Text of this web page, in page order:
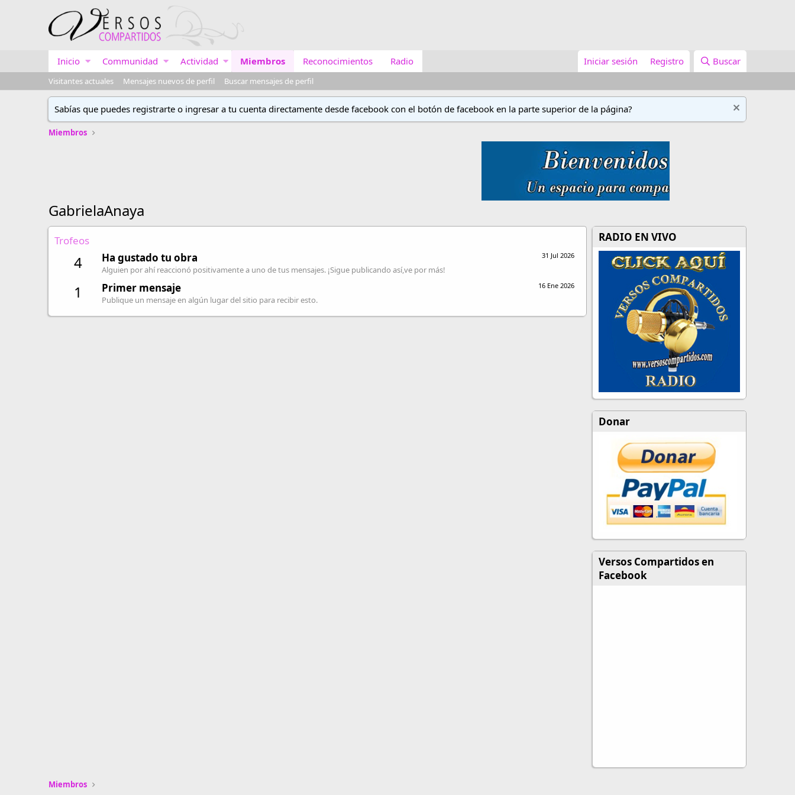
Inicio Communidad Actividad Miembros Reconocimientos Radio Iniciar sesión Registro Buscar
Visitantes actuales Mensajes nuevos de perfil Buscar mensajes de perfil
Sabías que puedes registrarte o ingresar a tu cuenta directamente desde facebook con el botón de facebook en la parte superior de la página?
Miembros
GabrielaAnaya
Trofeos
4 31 Jul 2026
Ha gustado tu obra
Alguien por ahí reaccionó positivamente a uno de tus mensajes. ¡Sigue publicando así,ve por más!
1 16 Ene 2026
Primer mensaje
Publique un mensaje en algún lugar del sitio para recibir esto.
RADIO EN VIVO
Donar
Versos Compartidos en
Facebook
Miembros